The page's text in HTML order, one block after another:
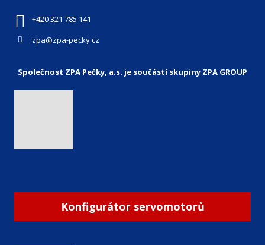
+420 321 785 141
zpa@zpa-pecky.cz
Společnost ZPA Pečky, a.s. je součástí skupiny ZPA GROUP
Konfigurátor servomotorů